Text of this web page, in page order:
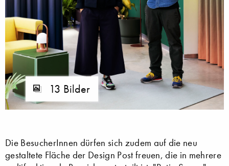
13 Bilder
Die BesucherInnen dürfen sich zudem auf die neu
gestaltete Fläche der Design Post freuen, die in mehrere